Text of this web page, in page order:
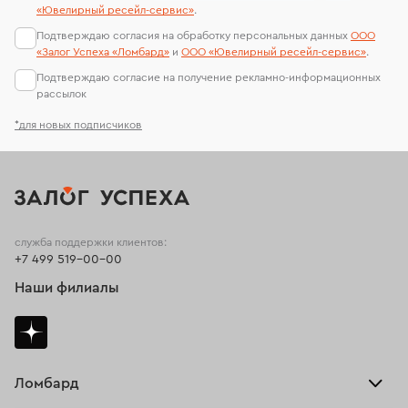
*для новых подписчиков
«Ювелирный ресейл-сервиc».
Подтверждаю согласия на обработку персональных данных ООО
«Залог Успеха «Ломбард» и ООО «Ювелирный ресейл-сервиc».
Подтверждаю согласие на получение рекламно-информационных
рассылок
Ломбард
служба поддержки клиентов:
+7 499 519-00-00
Наши филиалы